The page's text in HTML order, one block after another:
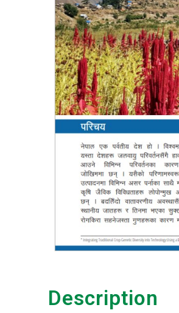
Description